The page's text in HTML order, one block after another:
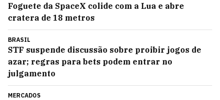
Foguete da SpaceX colide com a Lua e abre
cratera de 18 metros
BRASIL
STF suspende discussão sobre proibir jogos de
azar; regras para bets podem entrar no
julgamento
MERCADOS